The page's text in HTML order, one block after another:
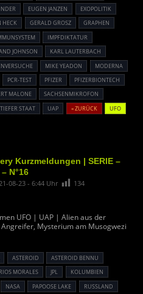
EUGEN JANZEN
EXOPOLITIK
HECK GERALD GROSZ
GRAPHEN
IMPFDIKTATUR
JOHNSON
KARL LAUTERBACH
MIKE YEADON
MODERNA
PCR-TEST PFIZER
PFIZERBIONTECH
MALONE
SACHSENMIKROFON
TIEFER STAAT UAP « ZURÜCK
UFO
Kurzmeldungen | SERIE –
N°16
08-23 - 6:44 Uhr 134
UFO | UAP | Alien aus der
Mysterium am Musogwezi
ASTEROID
ASTEROID BENNU
MORALES JPL
KOLUMBIEN
NASA PAPOOSE LAKE
RUSSLAND